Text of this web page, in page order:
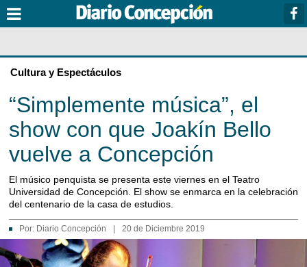
Cultura y Espectáculos
“Simplemente música”, el
show con que Joakín Bello
vuelve a Concepción
El músico penquista se presenta este viernes en el Teatro
Universidad de Concepción. El show se enmarca en la celebración
del centenario de la casa de estudios.
Por: Diario Concepción 20 de Diciembre 2019